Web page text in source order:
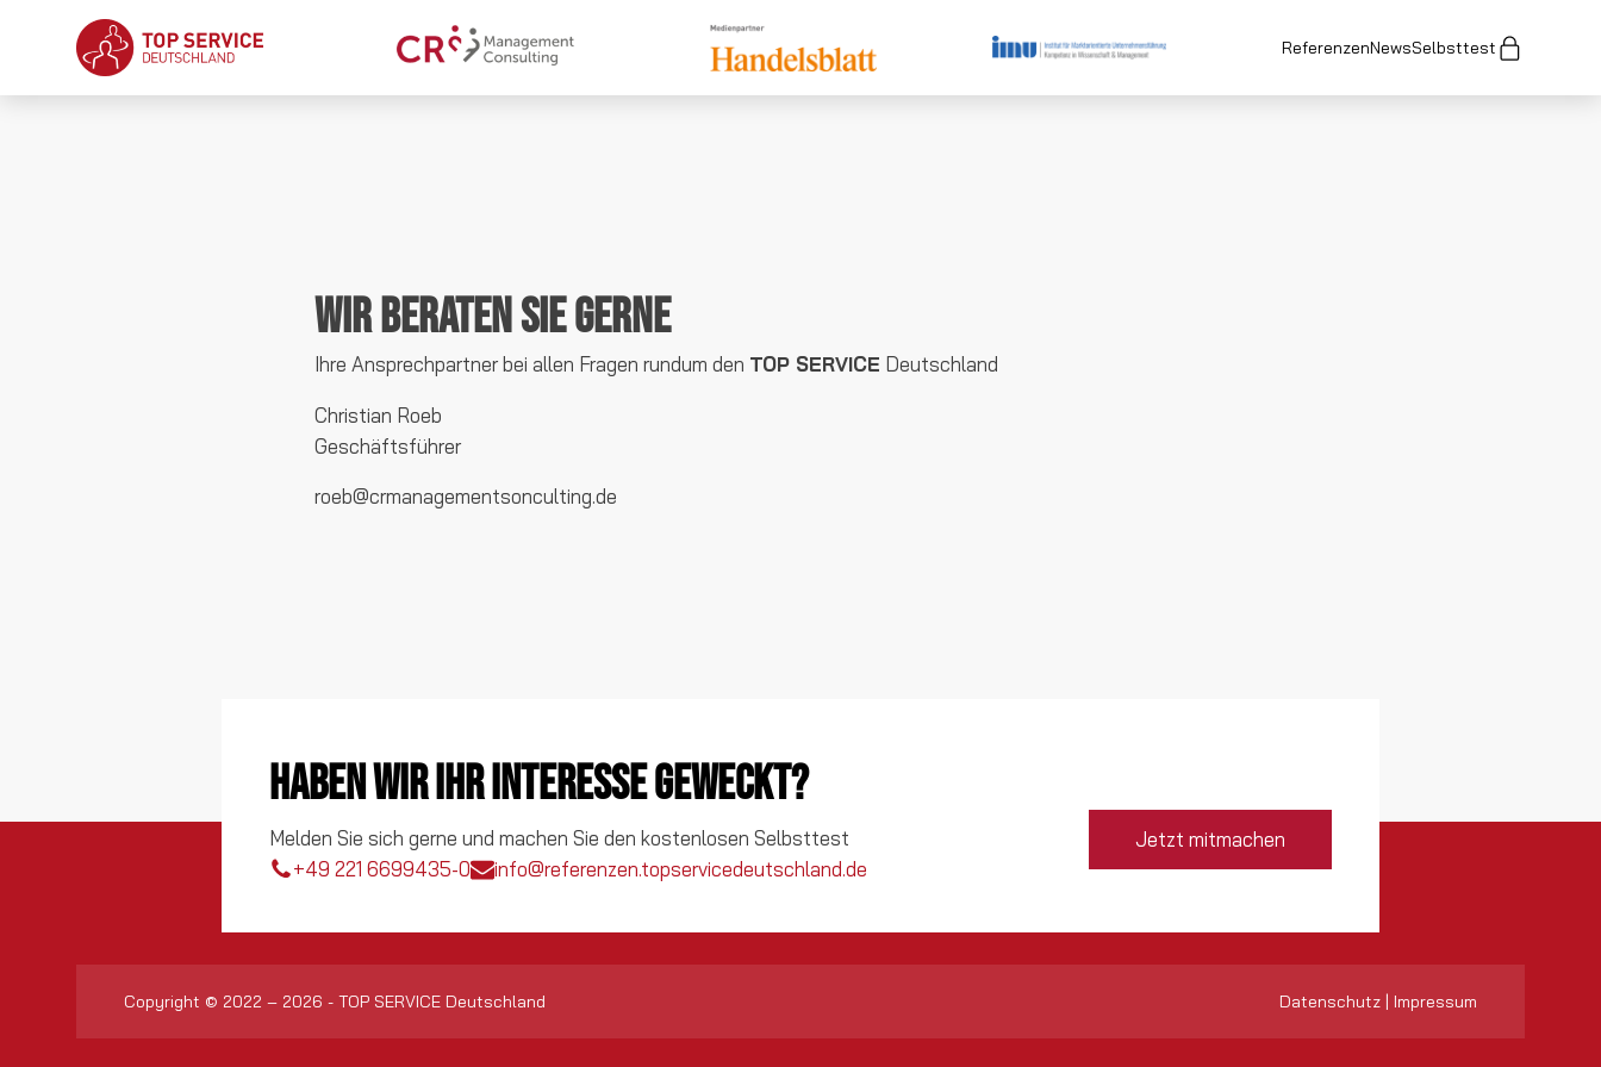
ReferenzenNewsSelbsttest
Wir beraten Sie gerne
Ihre Ansprechpartner bei allen Fragen rundum den TOP SERVICE Deutschland
Christian Roeb
Geschäftsführer
roeb@crmanagementsonculting.de
Haben wir Ihr Interesse geweckt?
Melden Sie sich gerne und machen Sie den kostenlosen Selbsttest
+49 221 6699435-0
info@referenzen.topservicedeutschland.de
Jetzt mitmachen
Copyright © 2022 – 2026 - TOP SERVICE Deutschland Datenschutz | Impressum